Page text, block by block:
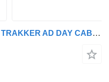
IVECO HI LAND HI STREET TRAKKER AD DAY CAB KORTE Fahrerhaus short Cabi für IVECO 6x4 8x4 8x8 6x6 4x4 Trakker HI-LAND HI-Street AD Active DAY LKW